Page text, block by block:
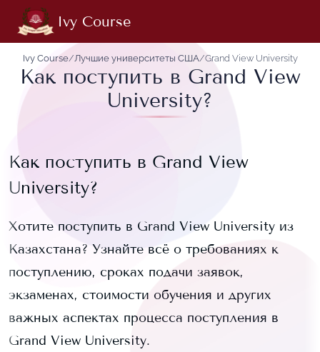
Ivy Course
Ivy Course/Лучшие университеты США/Grand View University
Как поступить в Grand View
University?
Как поступить в Grand View
University?
Хотите поступить в Grand View University из
Казахстана? Узнайте всё о требованиях к
поступлению, сроках подачи заявок,
экзаменах, стоимости обучения и других
важных аспектах процесса поступления в
Grand View University.